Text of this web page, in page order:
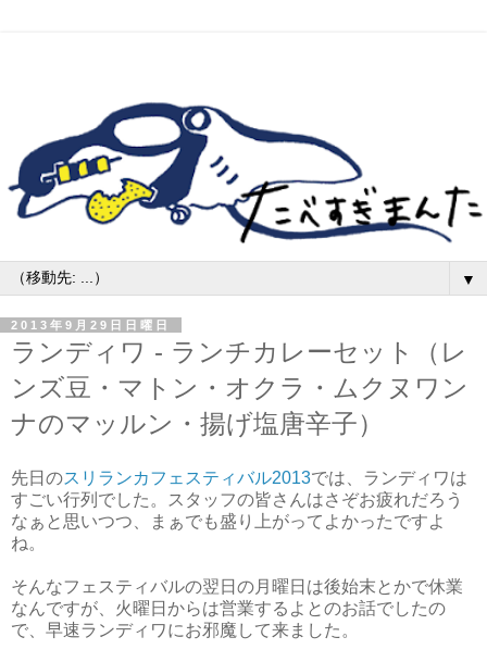
▼
2013年9月29日日曜日
ランディワ - ランチカレーセット（レ
ンズ豆・マトン・オクラ・ムクヌワン
ナのマッルン・揚げ塩唐辛子）
先日のスリランカフェスティバル2013では、ランディワは
すごい行列でした。スタッフの皆さんはさぞお疲れだろう
なぁと思いつつ、まぁでも盛り上がってよかったですよ
ね。
そんなフェスティバルの翌日の月曜日は後始末とかで休業
なんですが、火曜日からは営業するよとのお話でしたの
で、早速ランディワにお邪魔して来ました。